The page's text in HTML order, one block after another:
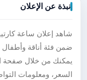
نبذة عن الإعلان
شاهد إعلان ساعة
ضمن فئة أناقة وأطفال
يمكنك من خلال صفحة
السعر، ومعلومات